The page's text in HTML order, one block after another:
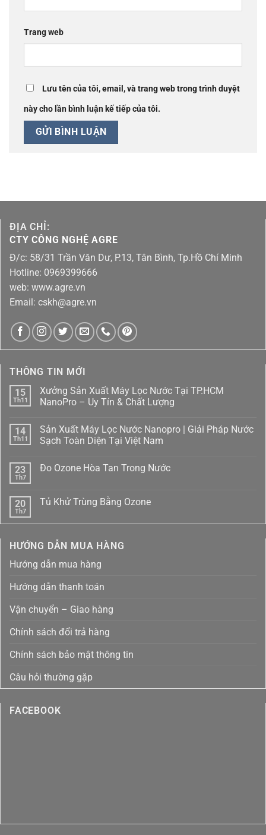
Trang web
Lưu tên của tôi, email, và trang web trong trình duyệt
này cho lần bình luận kế tiếp của tôi.
ĐỊA CHỈ:
CTY CÔNG NGHỆ AGRE
Đ/c: 58/31 Trần Văn Dư, P.13, Tân Bình, Tp.Hồ Chí Minh
Hotline: 0969399666
web: www.agre.vn
Email: cskh@agre.vn
THÔNG TIN MỚI
15
Th11
Xưởng Sản Xuất Máy Lọc Nước Tại TP.HCM
NanoPro – Uy Tín & Chất Lượng
bình
luận
ở
Xuất
Tại
TP.HCM
–
&
Lượng
14
Th11
Sản Xuất Máy Lọc Nước Nanopro | Giải Pháp Nước
Sạch Toàn Diện Tại Việt Nam
bình
Xuất
Máy
Nước
Giải
Nước
Sạch
Diện
Tại
Nam
23
Th7
Đo Ozone Hòa Tan Trong Nước
bình
luận
Ozone
Tan
Trong
20
Th7
Tủ Khử Trùng Bằng Ozone
có
ở
Khử
Trùng
Ozone
HƯỚNG DẪN MUA HÀNG
Hướng dẫn mua hàng
Hướng dẫn thanh toán
Vận chuyển – Giao hàng
Chính sách đổi trả hàng
Chính sách bảo mật thông tin
Câu hỏi thường gặp
FACEBOOK